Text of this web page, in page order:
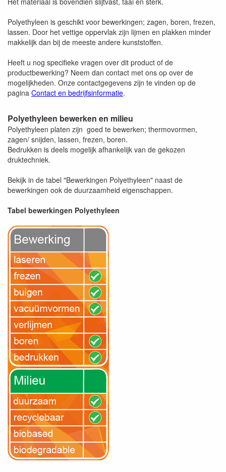
Polyethyleen is geschikt voor bewerkingen; zagen, boren, frezen,
lassen. Door het vettige oppervlak zijn lijmen en plakken minder
makkelijk dan bij de meeste andere kunststoffen.
Heeft u nog specifieke vragen over dit product of de
productbewerking? Neem dan contact met ons op over de
mogelijkheden. Onze contactgegevens zijn te vinden op de
pagina Contact en bedrijfsinformatie.
Polyethyleen bewerken en milieu
Polyethyleen platen zijn goed te bewerken; thermovormen,
zagen/ snijden, lassen, frezen, boren.
Bedrukken is deels mogelijk afhankelijk van de gekozen
druktechniek.
Bekijk in de tabel "Bewerkingen Polyethyleen" naast de
bewerkingen ook de duurzaamheid eigenschappen.
Tabel bewerkingen Polyethyleen